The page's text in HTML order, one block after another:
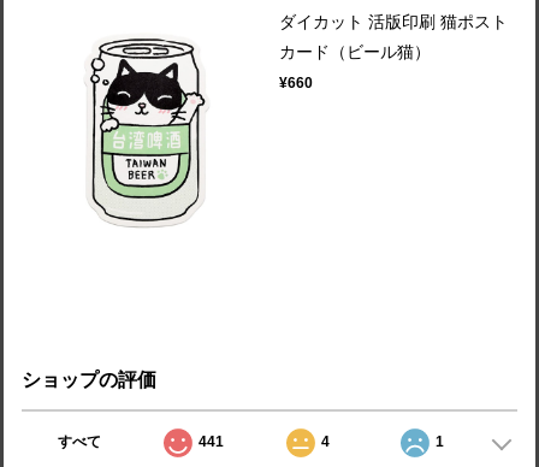
ダイカット 活版印刷 猫ポスト
カード（ビール猫）
¥660
ショップの評価
すべて 441 4 1